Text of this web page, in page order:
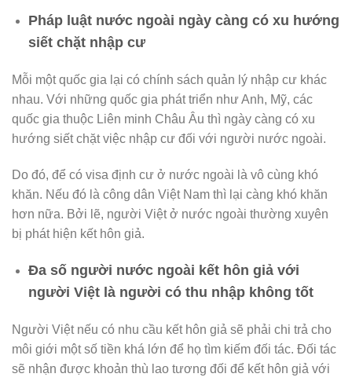
Pháp luật nước ngoài ngày càng có xu hướng
siết chặt nhập cư
Mỗi một quốc gia lại có chính sách quản lý nhập cư khác
nhau. Với những quốc gia phát triển như Anh, Mỹ, các
quốc gia thuộc Liên minh Châu Âu thì ngày càng có xu
hướng siết chặt việc nhập cư đối với người nước ngoài.
Do đó, để có visa định cư ở nước ngoài là vô cùng khó
khăn. Nếu đó là công dân Việt Nam thì lại càng khó khăn
hơn nữa. Bởi lẽ, người Việt ở nước ngoài thường xuyên
bị phát hiện kết hôn giả.
Đa số người nước ngoài kết hôn giả với
người Việt là người có thu nhập không tốt
Người Việt nếu có nhu cầu kết hôn giả sẽ phải chi trả cho
môi giới một số tiền khá lớn để họ tìm kiếm đối tác. Đối tác
sẽ nhận được khoản thù lao tương đối để kết hôn giả với